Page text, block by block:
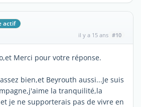
actif
il y a 15 ans #10
Merci pour votre réponse.
bien,et Beyrouth aussi...Je suis
la tranquilité,la
je ne supporterais pas de vivre en